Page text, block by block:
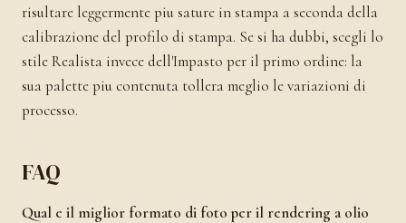
risultare leggermente piu sature in stampa a seconda della
calibrazione del profilo di stampa. Se si ha dubbi, scegli lo
stile Realista invece dell'Impasto per il primo ordine: la
sua palette piu contenuta tollera meglio le variazioni di
processo.
FAQ
Qual e il miglior formato di foto per il rendering a olio